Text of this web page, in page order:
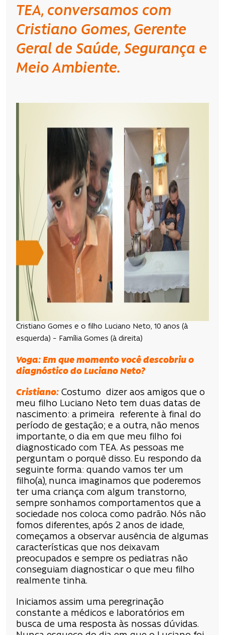
TEA, conversamos com
Cristiano Gomes, Gerente
Geral de Saúde, Segurança e
Meio Ambiente.
Cristiano Gomes e o filho Luciano Neto, 10 anos (à
esquerda) – Família Gomes (à direita)
Voga: Em que momento você descobriu o
diagnóstico do Luciano Neto?
Cristiano: Costumo dizer aos amigos que o
meu filho Luciano Neto tem duas datas de
nascimento: a primeira referente à final do
período de gestação; e a outra, não menos
importante, o dia em que meu filho foi
diagnosticado com TEA. As pessoas me
perguntam o porquê disso. Eu respondo da
seguinte forma: quando vamos ter um
filho(a), nunca imaginamos que poderemos
ter uma criança com algum transtorno,
sempre sonhamos comportamentos que a
sociedade nos coloca como padrão. Nós não
fomos diferentes, após 2 anos de idade,
começamos a observar ausência de algumas
características que nos deixavam
preocupados e sempre os pediatras não
conseguiam diagnosticar o que meu filho
realmente tinha.
Iniciamos assim uma peregrinação
constante a médicos e laboratórios em
busca de uma resposta às nossas dúvidas.